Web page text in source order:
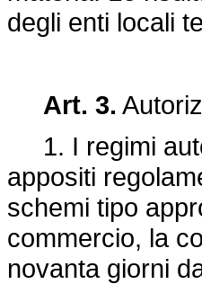
degli enti locali
Art. 3.
1. I regimi
appositi
schemi tipo
commercio, la
novanta giorni